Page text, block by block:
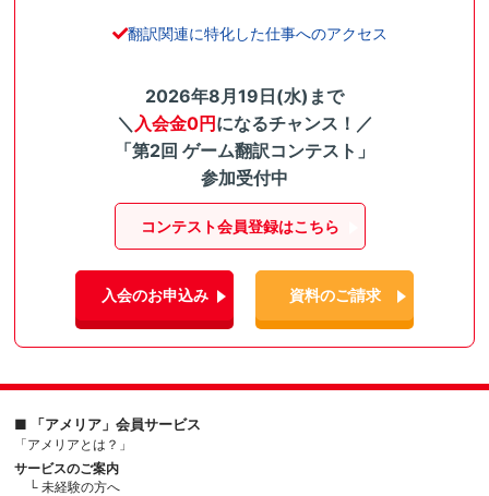
翻訳関連に特化した仕事へのアクセス
2026年8月19日(水)まで
＼ 入会金0円になるチャンス！／
「第2回 ゲーム翻訳コンテスト」
参加受付中
コンテスト会員登録はこちら
入会のお申込み 資料のご請求
■ 「アメリア」会員サービス
「アメリアとは？」
サービスのご案内
└ 未経験の方へ